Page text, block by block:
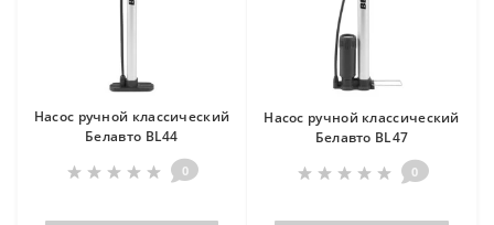
Насос ручной классический
Белавто BL44
0
Насос ручной классический
Белавто BL47
0